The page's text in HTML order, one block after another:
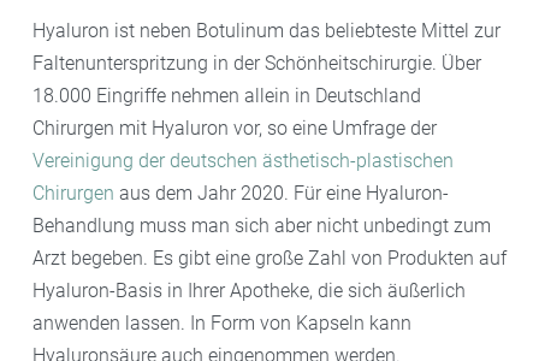
Hyaluron ist neben Botulinum das beliebteste Mittel zur
Faltenunterspritzung in der Schönheitschirurgie. Über
18.000 Eingriffe nehmen allein in Deutschland
Chirurgen mit Hyaluron vor, so eine Umfrage der
Vereinigung der deutschen ästhetisch-plastischen
Chirurgen aus dem Jahr 2020. Für eine Hyaluron-
Behandlung muss man sich aber nicht unbedingt zum
Arzt begeben. Es gibt eine große Zahl von Produkten auf
Hyaluron-Basis in Ihrer Apotheke, die sich äußerlich
anwenden lassen. In Form von Kapseln kann
Hyaluronsäure auch eingenommen werden.